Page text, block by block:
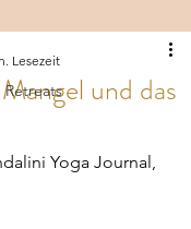
Retreats
und das
Lesezeit
Yoga Journal,